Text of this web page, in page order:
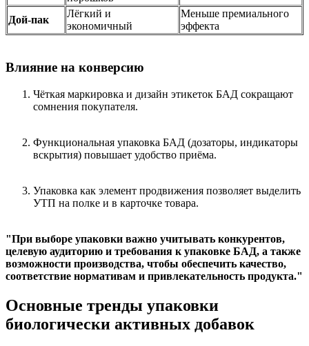
Дой-пак
Лёгкий и
экономичный
Меньше премиального
эффекта
Влияние на конверсию
Чёткая маркировка и дизайн этикеток БАД сокращают
сомнения покупателя.
Функциональная упаковка БАД (дозаторы, индикаторы
вскрытия) повышает удобство приёма.
Упаковка как элемент продвижения позволяет выделить
УТП на полке и в карточке товара.
При выборе упаковки важно учитывать конкурентов,
целевую аудиторию и требования к упаковке БАД, а также
возможности производства, чтобы обеспечить качество,
соответствие нормативам и привлекательность продукта.
Основные тренды упаковки
биологически активных добавок